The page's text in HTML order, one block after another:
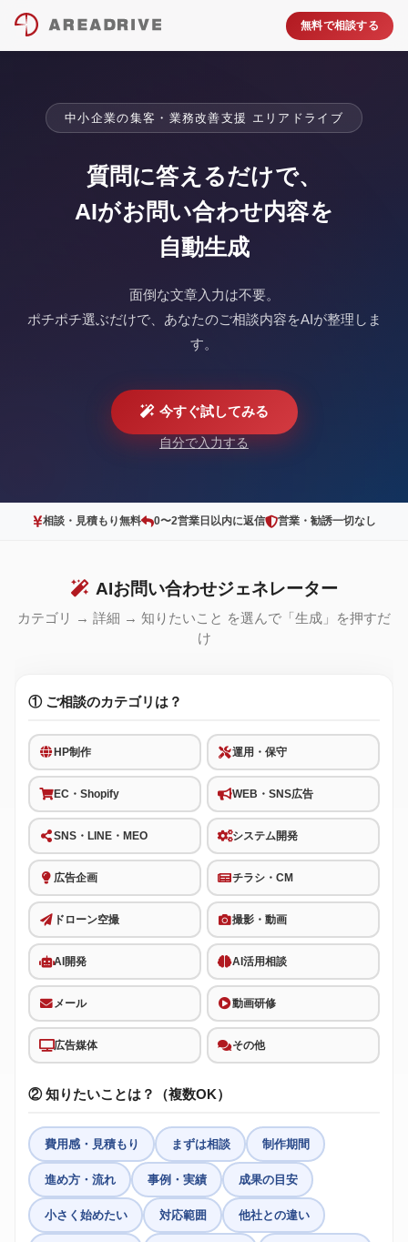
無料で相談する
中小企業の集客・業務改善支援 エリアドライブ
質問に答えるだけで、
AIがお問い合わせ内容を
自動生成
面倒な文章入力は不要。
ポチポチ選ぶだけで、あなたのご相談内容をAIが整理しま
す。
今すぐ試してみる
自分で入力する
相談・見積もり無料 0〜2営業日以内に返信 営業・勧誘一切なし
AIお問い合わせジェネレーター
カテゴリ → 詳細 → 知りたいこと を選んで「生成」を押すだ
け
① ご相談のカテゴリは？
HP制作 運用・保守
EC・Shopify WEB・SNS広告
SNS・LINE・MEO システム開発
広告企画 チラシ・CM
ドローン空撮 撮影・動画
AI開発 AI活用相談
メール 動画研修
広告媒体 その他
② 知りたいことは？（複数OK）
費用感・見積もり まずは相談 制作期間
進め方・流れ 事例・実績 成果の目安
小さく始めたい 対応範囲 他社との違い